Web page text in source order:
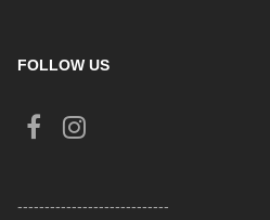
FOLLOW US
----------------------------